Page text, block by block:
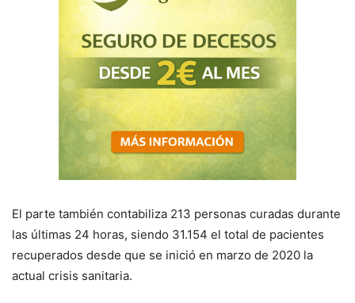
El parte también contabiliza 213 personas curadas durante
las últimas 24 horas, siendo 31.154 el total de pacientes
recuperados desde que se inició en marzo de 2020 la
actual crisis sanitaria.